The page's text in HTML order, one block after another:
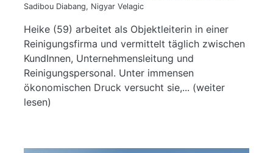
Sadibou Diabang, Nigyar Velagic
Heike (59) arbeitet als Objektleiterin in einer
Reinigungsfirma und vermittelt täglich zwischen
KundInnen, Unternehmensleitung und
Reinigungspersonal. Unter immensen
ökonomischen Druck versucht sie,... (weiter
lesen)